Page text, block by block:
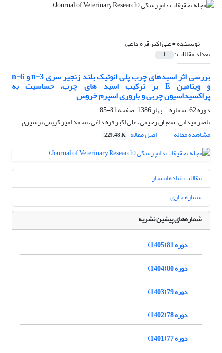
نویسنده =علی اکبر قره داغی
تعداد مقالات: 1
بررسی اثر اسیدهای چرب پلی انوئیک بلند زنجیر سری 3-n و n-6
و ویتامین E بر ترکیب اسید های چرب، حساسیت به
پراکسیداسیون چربی و باروری اسپرم خروس
دوره 62، شماره 1، بهار 1386، صفحه
81-85
ناصر میدانی، شعبان رحیمی، علی اکبر قره داغی، محمد امیر کریمی ترشیزی
مشاهده مقاله
اصل مقاله 229.48 K
مقالات آماده انتشار
شماره جاری
شماره‌های پیشین نشریه
دوره 81 (1405)
دوره 80 (1404)
دوره 79 (1403)
دوره 78 (1402)
دوره 77 (1401)